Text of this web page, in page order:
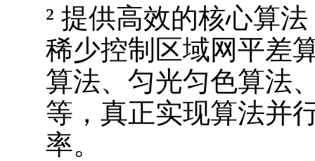
² 提供高效的核心算
稀少控制区域网平差
算法、匀光匀色算法
等，真正实现算法并
率。